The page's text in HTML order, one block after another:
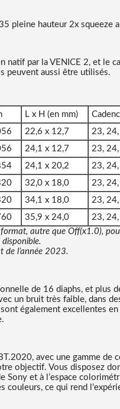
pleine hauteur 2x squeeze
natif par la VENICE 2, et le
peuvent aussi être utilisés.
L x H (en mm)
22,6 x 12,7 23,
24,1 x 12,7 23,
24,1 x 20,2 23,
32,0 x 18,0 23,
34,1 x 18,0 23,
35,9 x 24,0 23,
autre que Off(x1.0),
de l’année 2023.
de 16 diaphs, et plus
un bruit très faible, dans
également excellentes
avec une gamme
objectif. Vous disposez
Sony et à l’espace
ce qui rend